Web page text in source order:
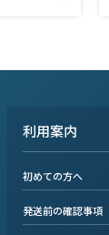
利用案内
初めての方へ
発送前の確認事項